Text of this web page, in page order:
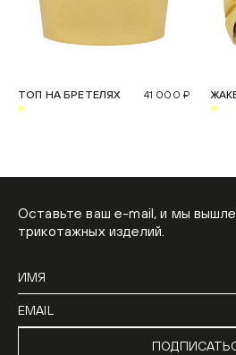
ТОП НА БРЕТЕЛЯХ 41 000 ₽
Оставьте ваш e-mail, и мы
трикотажных изделий.